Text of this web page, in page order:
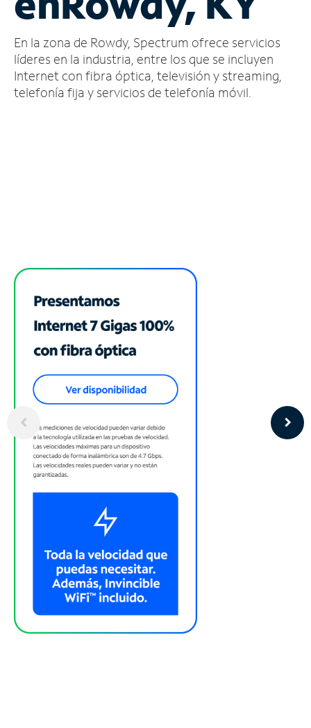
cuenta
Encuentra
una
tienda
En la zona de Rowdy, Spectrum ofrece servicios
líderes en la industria, entre los que se incluyen
Internet con fibra óptica, televisión y streaming,
telefonía fija y servicios de telefonía móvil.